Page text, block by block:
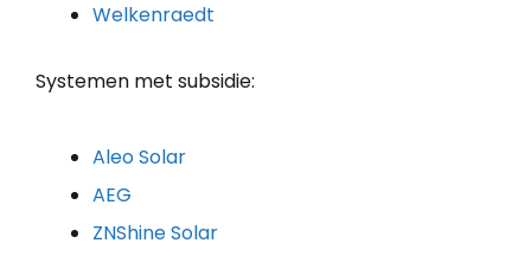
Welkenraedt
Systemen met subsidie:
Aleo Solar
AEG
ZNShine Solar